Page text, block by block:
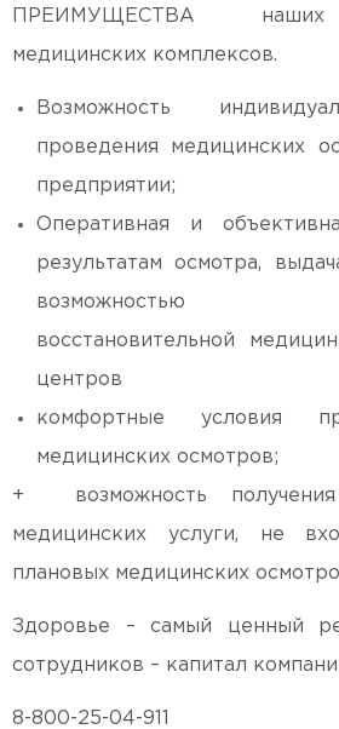
ПРЕИМУЩЕСТВА наших
медицинских комплексов.
Возможность
проведения медицинских
предприятии;
Оперативная и
результатам осмотра,
возможностью
восстановительной
центров
комфортные условия
медицинских осмотров;
+ возможность получения
медицинских услуги, не
плановых медицинских
Здоровье – самый ценный
сотрудников – капитал
8-800-25-04-911